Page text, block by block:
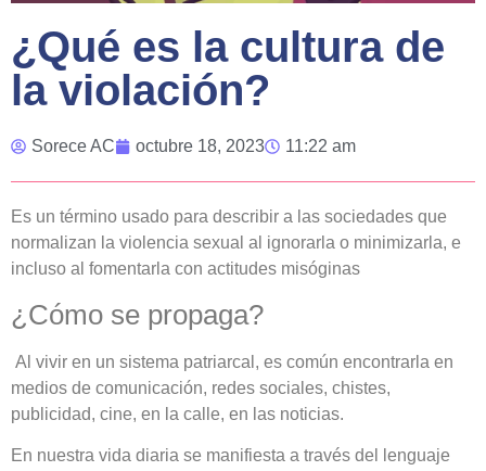
¿Qué es la cultura de
la violación?
Sorece AC octubre 18, 2023 11:22 am
Es un término usado para describir a las sociedades que
normalizan la violencia sexual al ignorarla o minimizarla, e
incluso al fomentarla con actitudes misóginas
¿Cómo se propaga?
Al vivir en un sistema patriarcal, es común encontrarla en
medios de comunicación, redes sociales, chistes,
publicidad, cine, en la calle, en las noticias.
En nuestra vida diaria se manifiesta a través del lenguaje